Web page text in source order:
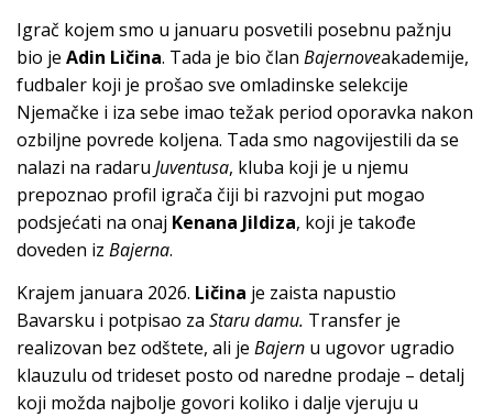
Igrač kojem smo u januaru posvetili posebnu pažnju
bio je Adin Ličina. Tada je bio član Bajernoveakademije,
fudbaler koji je prošao sve omladinske selekcije
Njemačke i iza sebe imao težak period oporavka nakon
ozbiljne povrede koljena. Tada smo nagovijestili da se
nalazi na radaru Juventusa, kluba koji je u njemu
prepoznao profil igrača čiji bi razvojni put mogao
podsjećati na onaj Kenana Jildiza, koji je takođe
doveden iz Bajerna.
Krajem januara 2026. Ličina je zaista napustio
Bavarsku i potpisao za Staru damu. Transfer je
realizovan bez odštete, ali je Bajern u ugovor ugradio
klauzulu od trideset posto od naredne prodaje – detalj
koji možda najbolje govori koliko i dalje vjeruju u